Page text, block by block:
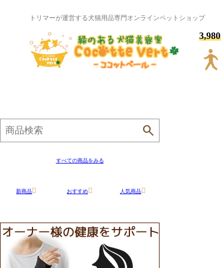
トリマーが運営する犬猫用品専門オンラインペットショップ
3,980
すべての商品をみる
新商品 おすすめ 人気商品